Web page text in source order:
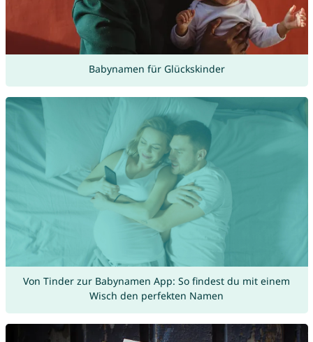
Babynamen für Glückskinder
Von Tinder zur Babynamen App: So findest du mit einem
Wisch den perfekten Namen